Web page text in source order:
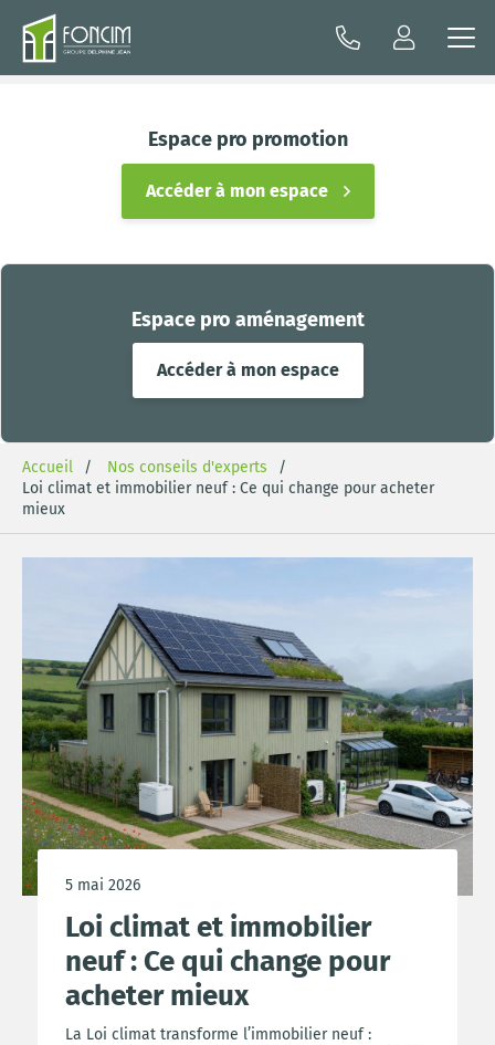
Espace pro aménagement
Accéder à mon espace
Espace pro promotion
Accéder à mon espace
Accueil
Nos conseils d'experts
Loi climat et immobilier neuf : Ce qui change pour acheter
mieux
5 mai 2026
Loi climat et immobilier
neuf : Ce qui change pour
acheter mieux
La Loi climat transforme l’immobilier neuf :